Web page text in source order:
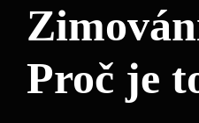
Proč je